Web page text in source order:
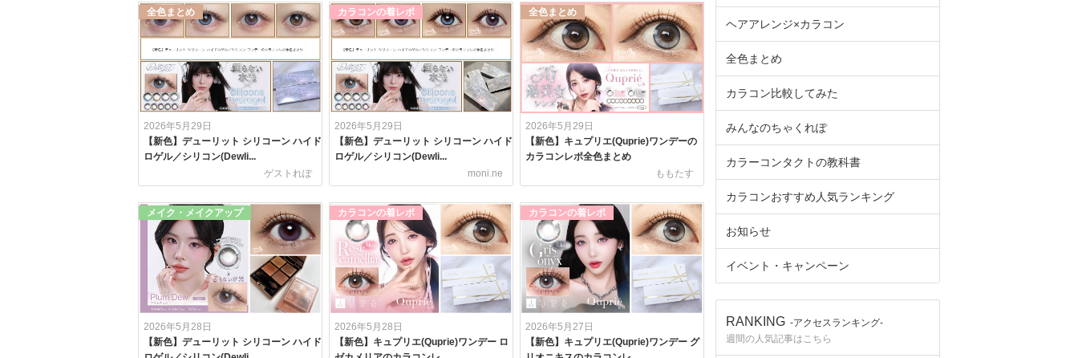
全色まとめ
2026年5月29日
【新色】デューリット シリコーン ハイド
ロゲル／シリコン(Dewli...
ゲストれぽ
カラコンの着レポ
2026年5月29日
【新色】デューリット シリコーン ハイド
ロゲル／シリコン(Dewli...
moni.ne
全色まとめ
2026年5月29日
【新色】キュプリエ(Quprie)ワンデーの
カラコンレポ全色まとめ
ももたす
メイク・メイクアップ
2026年5月28日
【新色】デューリット シリコーン ハイド
カラコンの着レポ
2026年5月28日
【新色】キュプリエ(Quprie)ワンデー ロ
カラコンの着レポ
2026年5月27日
【新色】キュプリエ(Quprie)ワンデー グ
ヘアアレンジ×カラコン
全色まとめ
カラコン比較してみた
みんなのちゃくれぽ
カラーコンタクトの教科書
カラコンおすすめ人気ランキング
お知らせ
イベント・キャンペーン
RANKING -アクセスランキング-
週間の人気記事はこちら